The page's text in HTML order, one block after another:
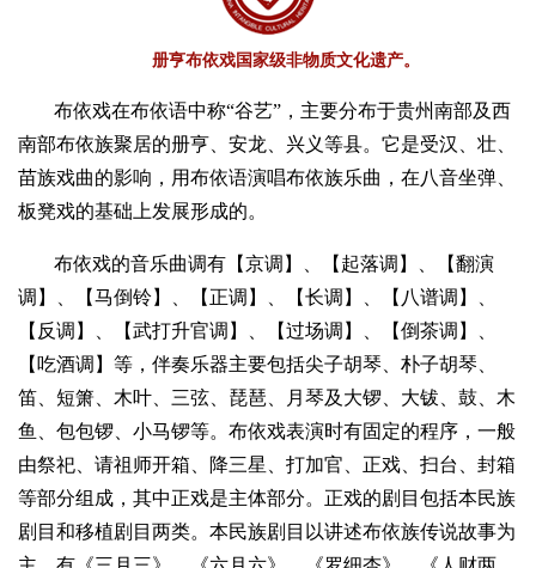
册亨布依戏国家级非物质文化遗产。
布依戏在布依语中称“谷艺”，主要分布于贵州南部及西
南部布依族聚居的册亨、安龙、兴义等县。它是受汉、壮、
苗族戏曲的影响，用布依语演唱布依族乐曲，在八音坐弹、
板凳戏的基础上发展形成的。
布依戏的音乐曲调有【京调】、【起落调】、【翻演
调】、【马倒铃】、【正调】、【长调】、【八谱调】、
【反调】、【武打升官调】、【过场调】、【倒茶调】、
【吃酒调】等，伴奏乐器主要包括尖子胡琴、朴子胡琴、
笛、短箫、木叶、三弦、琵琶、月琴及大锣、大钹、鼓、木
鱼、包包锣、小马锣等。布依戏表演时有固定的程序，一般
由祭祀、请祖师开箱、降三星、打加官、正戏、扫台、封箱
等部分组成，其中正戏是主体部分。正戏的剧目包括本民族
剧目和移植剧目两类。本民族剧目以讲述布依族传说故事为